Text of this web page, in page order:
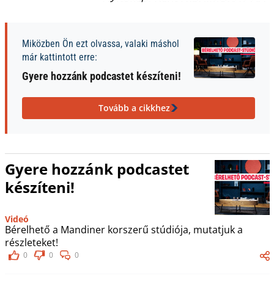
Miközben Ön ezt olvassa, valaki máshol
már kattintott erre:
Gyere hozzánk podcastet készíteni!
Tovább a cikkhez
Gyere hozzánk podcastet
készíteni!
Videó
Bérelhető a Mandiner korszerű stúdiója, mutatjuk a
részleteket!
0 0 0